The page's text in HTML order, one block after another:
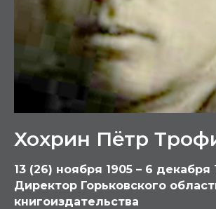
Хохрин Пётр
13 (26) ноября 1905 – 6 декабря
Директор Горьковского
книгоиздательства